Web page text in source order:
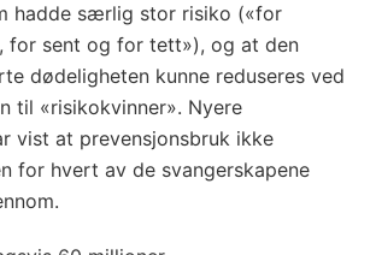
hadde særlig stor risiko («for
for sent og for tett»), og at den
dødeligheten kunne reduseres ved
til «risikokvinner». Nyere
vist at prevensjonsbruk ikke
for hvert av de svangerskapene